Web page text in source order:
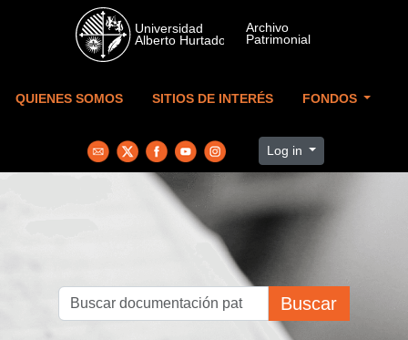
Skip to main content
QUIENES SOMOS SITIOS DE INTERÉS FONDOS
Log in
Buscar